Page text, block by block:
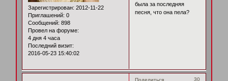
Зарегистрирован: 2012-11-22
Приглашений: 0
Сообщений: 898
Провел на форуме:
4 дня 4 часа
Последний визит:
2016-05-23 15:40:02
была за последняя
песня, что она пела?
Поделиться
30